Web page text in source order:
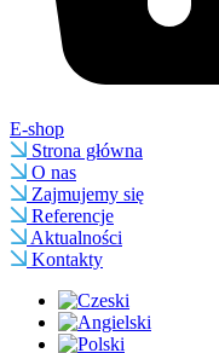
E-shop
Strona główna
O nas
Zajmujemy się
Referencje
Aktualności
Kontakty